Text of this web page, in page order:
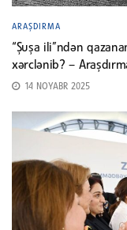
ARAŞDIRMA
“Şuşa ili”ndən
xərclənib? –
14 NOYABR 2025